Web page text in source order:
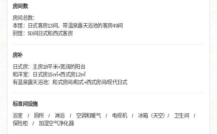
房间数
房间总数：
本馆：日式客房13间、带温泉露天浴池的客房49间
别馆：50间日式和西式客房
房补
日式房：主房18平米+宽阔的阳台
和洋室：日式房15㎡+西式房12㎡
有温泉露天浴池：和式房间/和式+西式房间/现代日式
标准间设施
浴室 / 厕所 / 淋浴 / 空调和暖气 / 电视机 / 冰箱（天空）/ 卫生间 /
保险柜 / 加湿空气净化器